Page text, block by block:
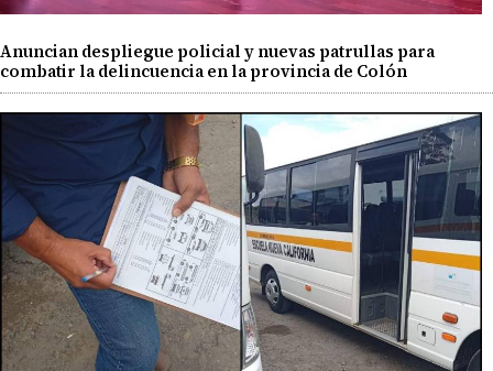
Anuncian despliegue policial y nuevas patrullas para
combatir la delincuencia en la provincia de Colón